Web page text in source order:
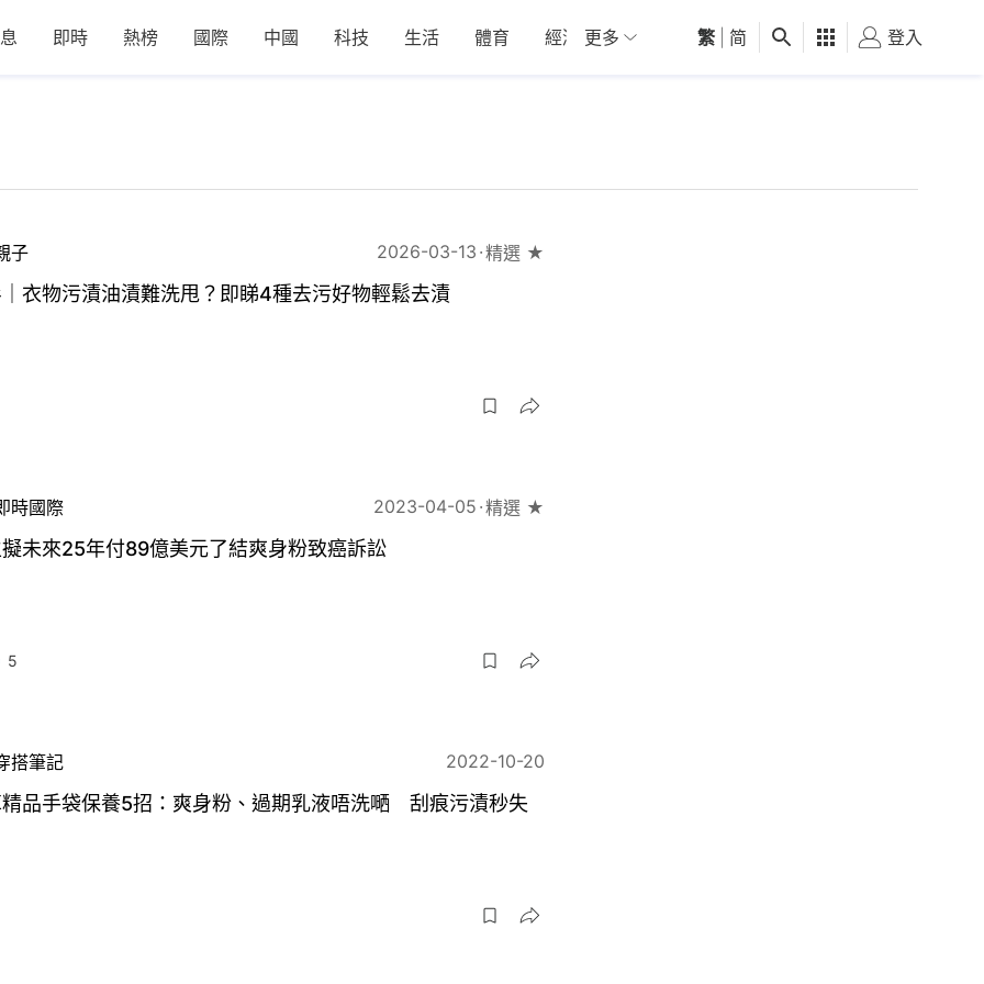
即時 熱榜 國際 中國 科技 生活 體育 經濟 01深圳 觀點 健康 好食玩飛
更多 繁 简 登入
子 2026-03-13 精選 ★
衣物污漬油漬難洗甩？即睇4種去污好物輕鬆去漬
時國際 2023-04-05 精選 ★
未來25年付89億美元了結爽身粉致癌訴訟
5
搭筆記 2022-10-20
品手袋保養5招：爽身粉、過期乳液唔洗嗮 刮痕污漬秒失